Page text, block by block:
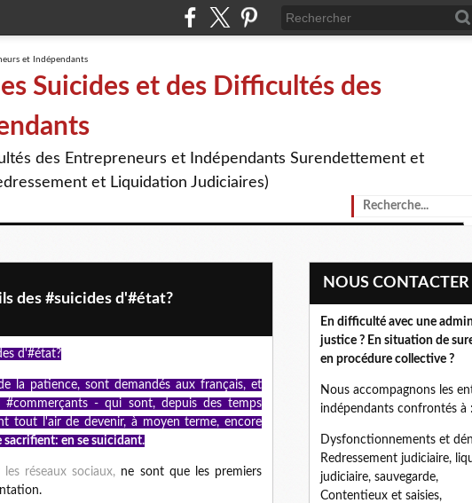
Suicides et des Difficultés des
des Entrepreneurs et Indépendants Surendettement et
et Liquidation Judiciaires)
des #suicides d'#état?
d'#état?
la patience, sont demandés aux français, et
- qui sont, depuis des temps
tout l'air de devenir, à moyen terme, encore
sacrifient: en se suicidant.
réseaux sociaux, ne sont que les premiers
NOUS CONTACTER
En difficulté avec une
justice ? En situation de
en procédure collective ?
Nous accompagnons les
indépendants confrontés à :
Dysfonctionnements et
Redressement judiciaire,
judiciaire, sauvegarde,
Contentieux et saisies,